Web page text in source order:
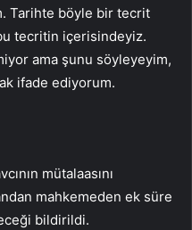
Tarihte böyle bir tecrit
tecritin içerisindeyiz.
ama şunu söyleyeyim,
ifade ediyorum.
mütalaasını
mahkemeden ek süre
bildirildi.